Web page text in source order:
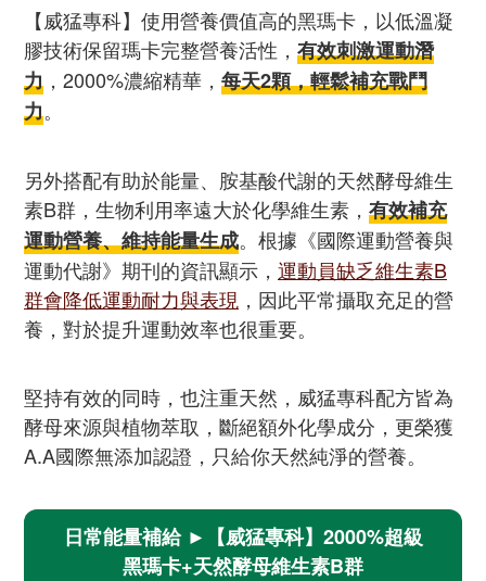
【威猛專科】使用營養價值高的黑瑪卡，以低溫凝
膠技術保留瑪卡完整營養活性， 有效刺激運動潛
力 ，2000%濃縮精華， 每天2顆，輕鬆補充戰鬥
力。
另外搭配有助於能量、胺基酸代謝的天然酵母維生
素B群，生物利用率遠大於化學維生素， 有效補充
運動營養、維持能量生成。根據《國際運動營養與
運動代謝》期刊的資訊顯示， 運動員缺乏維生素B
群會降低運動耐力與表現 ，因此平常攝取充足的營
養，對於提升運動效率也很重要。
堅持有效的同時，也注重天然，威猛專科配方皆為
酵母來源與植物萃取，斷絕額外化學成分，更榮獲
A.A國際無添加認證，只給你天然純淨的營養。
日常能量補給 ►【威猛專科】2000%超級
黑瑪卡+天然酵母維生素B群